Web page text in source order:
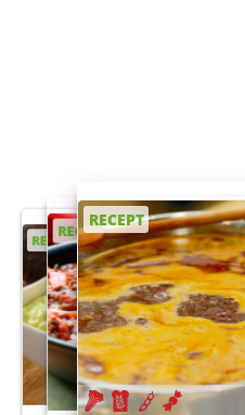
RECEPT
RECEPT
RECEPT
RECEPT
RECEPT